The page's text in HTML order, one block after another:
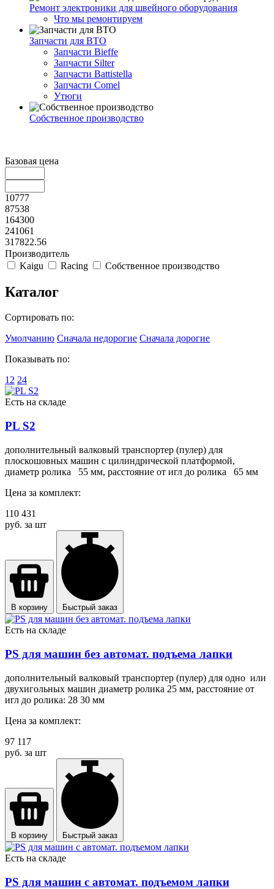
Ремонт электроники для швейного оборудования
Что мы ремонтируем
Запчасти для ВТО
Запчасти Bieffe
Запчасти Silter
Запчасти Battistella
Запчасти Comel
Утюги
Собственное производство
Базовая цена
10777
87538
164300
241061
317822.56
Производитель
Kaigu
Racing Собственное производство
Каталог
Сортировать по:
Умолчанию Сначала недорогие Сначала дорогие
Показывать по:
12 24
Есть на складе
PL S2
дополнительный валковый транспортер (пулер) для
плоскошовных машин с цилиндрической платформой,
диаметр ролика 55 мм, расстояние от игл до ролика 65 мм
Цена за комплект:
110 431
руб. за шт
В корзину Быстрый заказ
Есть на складе
PS для машин без автомат. подъема лапки
дополнительный валковый транспортер (пулер) для одно или
двухигольных машин диаметр ролика 25 мм, расстояние от
игл до ролика: 28 30 мм
Цена за комплект:
97 117
руб. за шт
В корзину Быстрый заказ
Есть на складе
PS для машин с автомат. подъемом лапки